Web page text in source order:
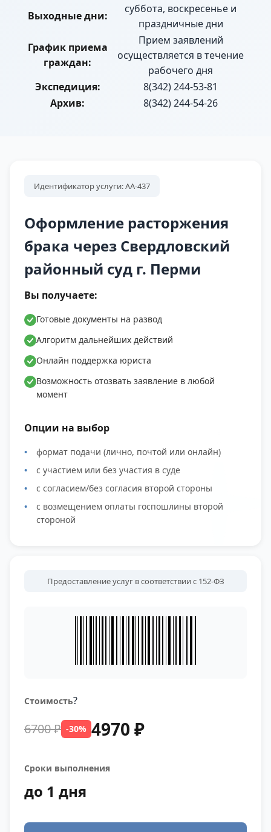
Выходные дни:
суббота, воскресенье и
праздничные дни
График приема
граждан:
Прием заявлений
осуществляется в течение
рабочего дня
Экспедиция:
8(342) 244-53-81
Архив:
8(342) 244-54-26
Идентификатор услуги: АА-437
Оформление расторжения
брака через Свердловский
районный суд г. Перми
Вы получаете:
Готовые документы на развод
Алгоритм дальнейших действий
Онлайн поддержка юриста
Возможность отозвать заявление в любой
момент
Опции на выбор
формат подачи (лично, почтой или онлайн)
с участием или без участия в суде
с согласием/без согласия второй стороны
с возмещением оплаты госпошлины второй
стороной
Предоставление услуг в соответствии с 152-ФЗ
Стоимость?
6700 ₽ -30% 4970 ₽
Сроки выполнения
до 1 дня